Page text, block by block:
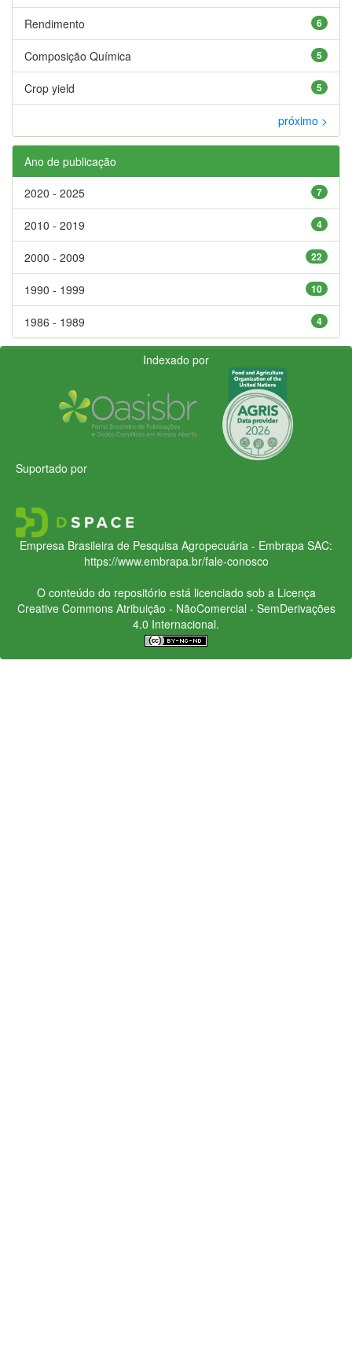
6
Rendimento
5
Composição Química
5
Crop yield
próximo >
Ano de publicação
7
2020 - 2025
4
2010 - 2019
22
2000 - 2009
10
1990 - 1999
4
1986 - 1989
Indexado por
Suportado por
Empresa Brasileira de Pesquisa Agropecuária - Embrapa SAC:
https://www.embrapa.br/fale-conosco
O conteúdo do repositório está licenciado sob a Licença
Creative CommonsAtribuição - NãoComercial - SemDerivações
4.0 Internacional.